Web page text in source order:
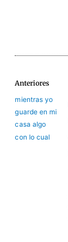
Anteriores